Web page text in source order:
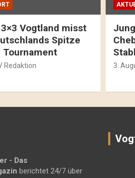
Vogtland misst
Spitze
Tournament
Redaktion 3.
- Das
berichtet 24/7 über